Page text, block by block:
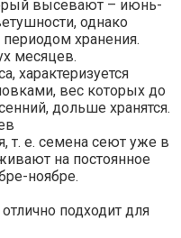
высевают – июнь-
однако
периодом хранения.
месяцев.
характеризуется
вес которых до
дольше хранятся.
т. е. семена сеют уже в
на постоянное
ноябре.
подходит для